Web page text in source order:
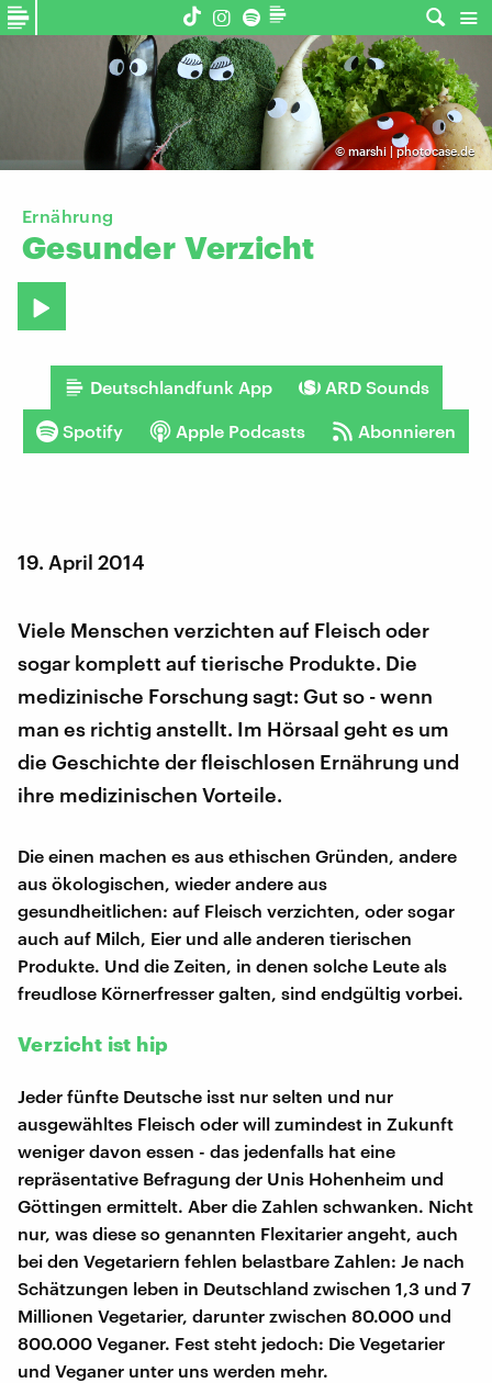
© marshi | photocase.de
Ernährung
Gesunder Verzicht
Deutschlandfunk App ARD Sounds
Spotify Apple Podcasts Abonnieren
19. April 2014
Viele Menschen verzichten auf Fleisch oder
sogar komplett auf tierische Produkte. Die
medizinische Forschung sagt: Gut so - wenn
man es richtig anstellt. Im Hörsaal geht es um
die Geschichte der fleischlosen Ernährung und
ihre medizinischen Vorteile.
Die einen machen es aus ethischen Gründen, andere
aus ökologischen, wieder andere aus
gesundheitlichen: auf Fleisch verzichten, oder sogar
auch auf Milch, Eier und alle anderen tierischen
Produkte. Und die Zeiten, in denen solche Leute als
freudlose Körnerfresser galten, sind endgültig vorbei.
Verzicht ist hip
Jeder fünfte Deutsche isst nur selten und nur
ausgewähltes Fleisch oder will zumindest in Zukunft
weniger davon essen - das jedenfalls hat eine
repräsentative Befragung der Unis Hohenheim und
Göttingen ermittelt. Aber die Zahlen schwanken. Nicht
nur, was diese so genannten Flexitarier angeht, auch
bei den Vegetariern fehlen belastbare Zahlen: Je nach
Schätzungen leben in Deutschland zwischen 1,3 und 7
Millionen Vegetarier, darunter zwischen 80.000 und
800.000 Veganer. Fest steht jedoch: Die Vegetarier
und Veganer unter uns werden mehr.